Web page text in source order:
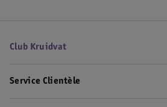
Club Kruidvat
Service Clientèle